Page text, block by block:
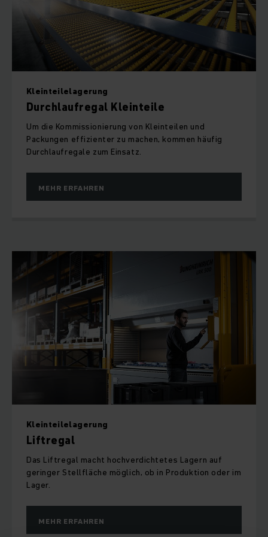
Kleinteilelagerung
Durchlaufregal Kleinteile
Um die Kommissionierung von Kleinteilen und
Packungen effizienter zu machen, kommen häufig
Durchlaufregale zum Einsatz.
MEHR ERFAHREN
Kleinteilelagerung
Liftregal
Das Liftregal macht hochverdichtetes Lagern auf
geringer Stellfläche möglich, ob in Produktion oder im
Lager.
MEHR ERFAHREN